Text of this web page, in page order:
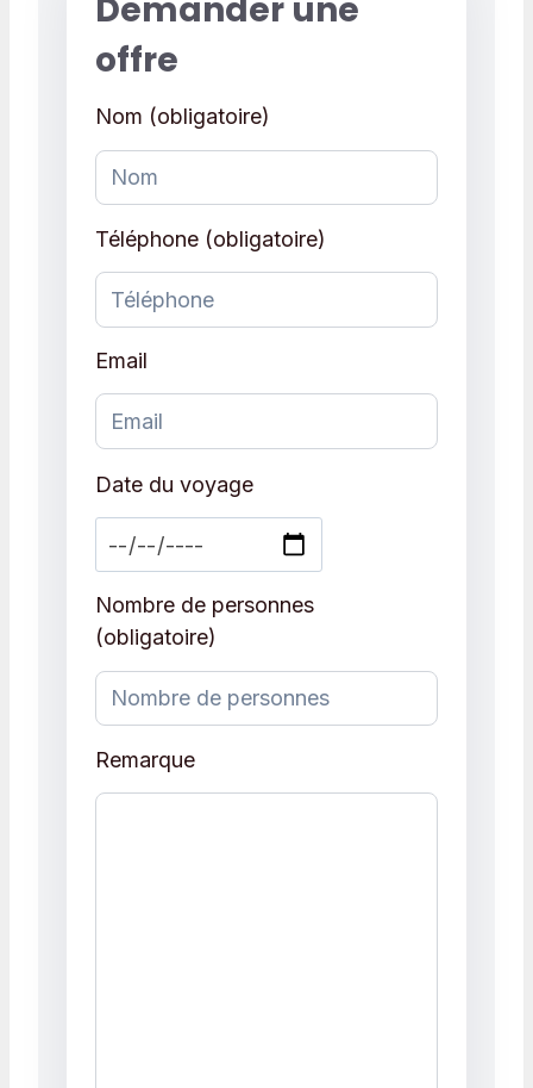
Demander une
offre
Nom (obligatoire)
Téléphone (obligatoire)
Email
Date du voyage
Nombre de personnes
(obligatoire)
Remarque